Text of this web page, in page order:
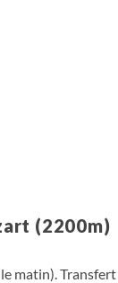
(2200m)
matin).